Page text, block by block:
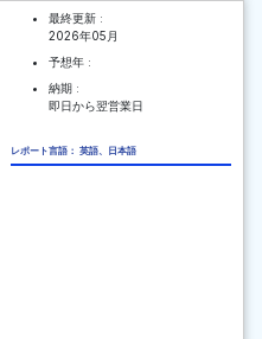
最終更新 :
2026年05月
予想年 :
納期 :
即日から翌営業日
レポート言語： 英語、日本語